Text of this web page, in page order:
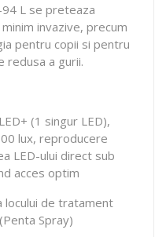
94 L se preteaza
invazive, precum
pentru copii si pentru
redusa a gurii.
(1 singur LED),
lux, reproducere
LED-ului direct sub
acces optim
locului de tratament
Spray)